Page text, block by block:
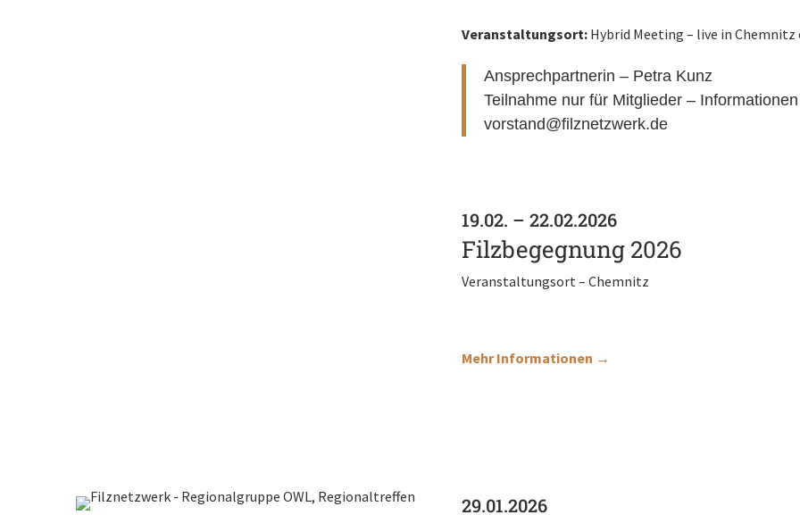
Veranstaltungsort: Hybrid Meeting – live in
Ansprechpartnerin – Petra Kunz
Teilnahme nur für Mitglieder –
vorstand@filznetzwerk.de
19.02. – 22.02.2026
Filzbegegnung 2026
Veranstaltungsort – Chemnitz
Mehr Informationen →
29.01.2026